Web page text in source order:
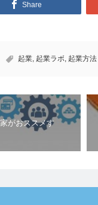
Share
起業, 起業ラボ, 起業方法
がおススメす
リメント「ザ
ミは？